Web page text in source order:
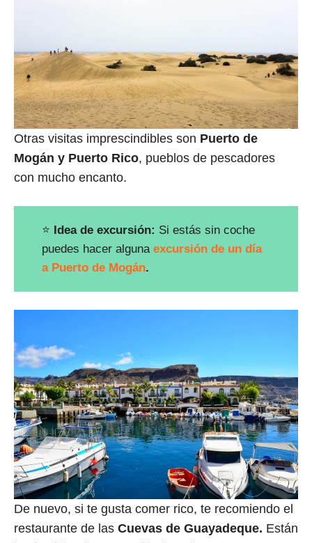
Otras visitas imprescindibles son Puerto de
Mogán y Puerto Rico, pueblos de pescadores
con mucho encanto.
⭐ Idea de excursión: Si estás sin coche
puedes hacer algunaexcursión de un día
a Puerto de Mogán.
De nuevo, si te gusta comer rico, te recomiendo el
restaurante de las Cuevas de Guayadeque. Están